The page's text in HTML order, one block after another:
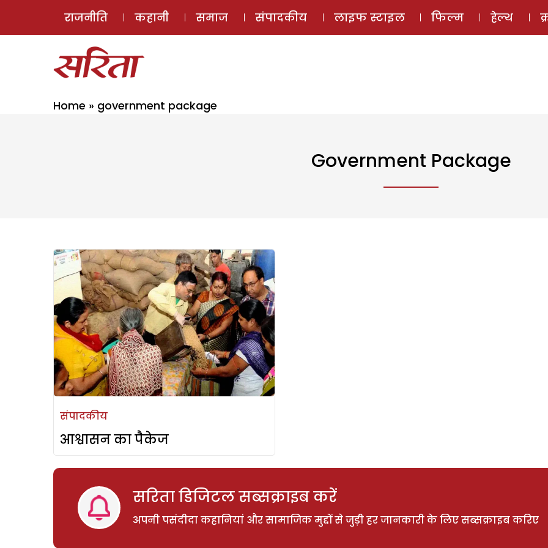
ई-मैगज़ीन
राजनीति कहानी समाज संपादकीय लाइफ स्टाइल फिल्म हेल्थ
Home » government package
Government Package
संपादकीय
आश्वासन का पैकेज
सरिता डिजिटल सब्सक्राइब करें
अपनी पसंदीदा कहानियां और सामाजिक मुद्दों से जुड़ी हर जानकारी के लिए सब्सक्राइब करिए